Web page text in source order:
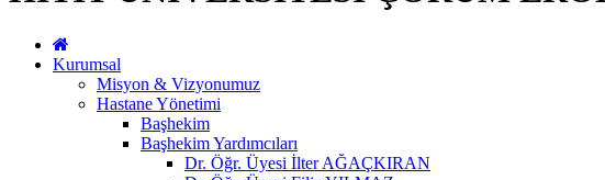
Kurumsal
Misyon & Vizyonumuz
Hastane Yönetimi
Başhekim
Başhekim Yardımcıları
Dr. Öğr. Üyesi İlter AĞAÇKIRAN